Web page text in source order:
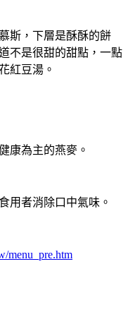
斯，下層是酥酥的餅
不是很甜的甜點，一點
紅豆湯。
康為主的燕麥。
用者消除口中氣味。
menu_pre.htm